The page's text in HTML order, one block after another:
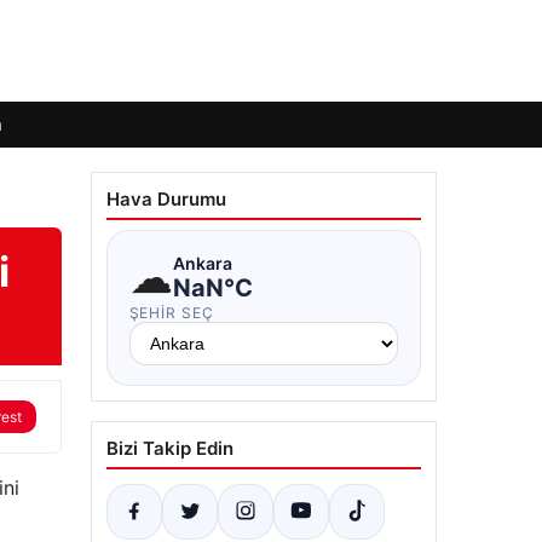
Hava Durumu
☁Ankara
NaN°C
ŞEHIR SEÇ
Bizi Takip Edin